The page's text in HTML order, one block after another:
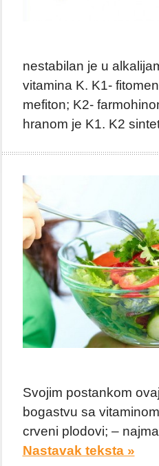
nestabilan je u
vitamina K. K1-
mefiton; K2-
hranom je K1. K2
Svojim postankom
bogastvu sa
crveni plodovi; –
Nastavak teksta »